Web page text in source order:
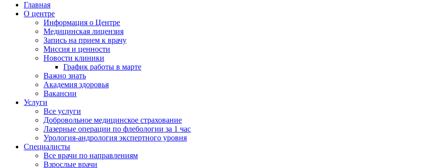
Главная
О центре
Информация о Центре
Медицинская лицензия
Запись на прием к врачу
Миссия и ценности
Новости клиники
График работы в марте
Важно знать
Академия здоровья
Вакансии
Услуги
Все услуги
Добровольное медицинское страхование
Лазерные операции по флебологии за 1 час
Урология-андрология экспертного уровня
Специалисты
Все врачи по направлениям
Взрослые врачи